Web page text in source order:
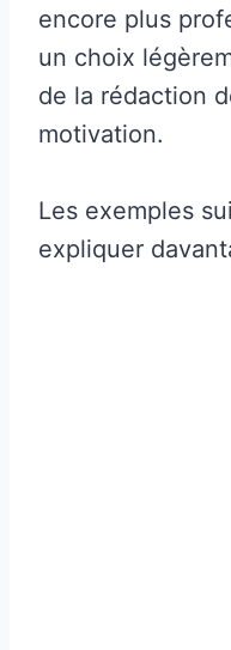
encore plus
un choix
de la rédaction
motivation.
Les exemples
expliquer